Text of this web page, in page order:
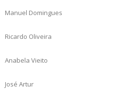
Manuel Domingues
Ricardo Oliveira
Anabela Vieito
José Artur